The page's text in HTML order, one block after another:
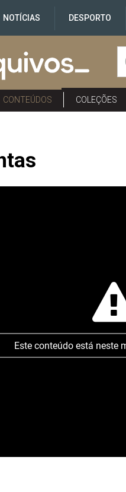
NOTÍCIAS DESPORTO
CONTEÚDOS COLEÇÕES
Este conteúdo está neste